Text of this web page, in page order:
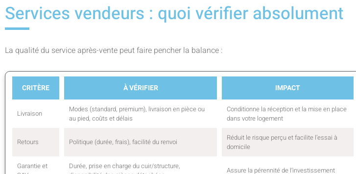
Services vendeurs : quoi vérifier absolument
La qualité du service après-vente peut faire pencher la balance :
CRITÈRE À VÉRIFIER IMPACT
Livraison
Modes (standard, premium), livraison en pièce ou
au pied, coûts et délais
Conditionne la réception et la mise en place
dans votre logement
Retours Politique (durée, frais), facilité du renvoi
Réduit le risque perçu et facilite l’essai à
domicile
Garantie et
Durée, prise en charge du cuir/structure,
Assure la pérennité de l’investissement